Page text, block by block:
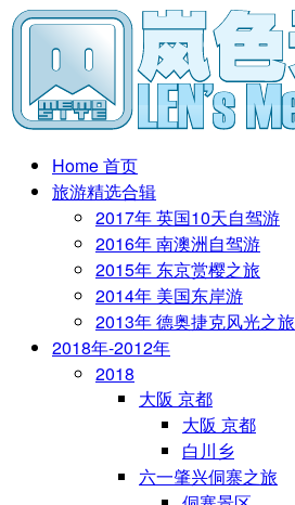
Home 首页
旅游精选合辑
2017年 英国10天自驾游
2016年 南澳洲自驾游
2015年 东京赏樱之旅
2014年 美国东岸游
2013年 德奥捷克风光之旅
2018年-2012年
2018
大阪 京都
大阪 京都
白川乡
六一肇兴侗寨之旅